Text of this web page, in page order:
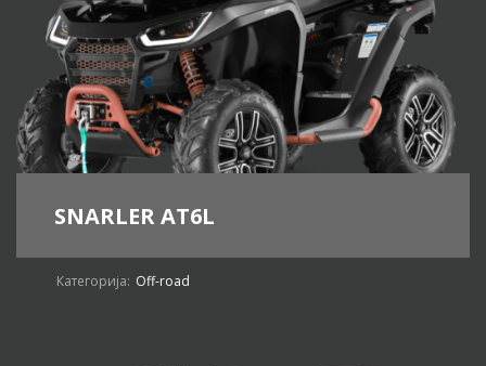
SNARLER AT6L
Категорија: Off-road